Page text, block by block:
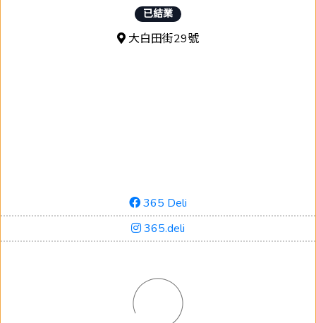
已結業
大白田街29號
365 Deli
365.deli